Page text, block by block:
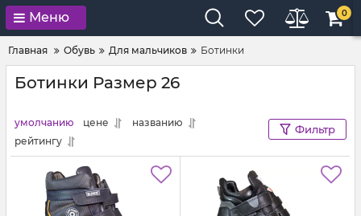
Меню 0
Главная Обувь Для мальчиков Ботинки
Ботинки Размер 26
умолчанию цене
названию
рейтингу
Фильтр